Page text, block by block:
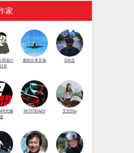
家
阿筌の
常
展的分享天地 G先生
究極
MOTODAILY 艾兒Elle